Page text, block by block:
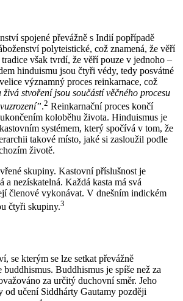
spojené převážně s Indií popřípadě
polyteistické, což znamená, že věří
však tvrdí, že věří pouze v jednoho –
hinduismu jsou čtyři védy, tedy posvátné
významný proces reinkarnace, což
živá stvoření jsou součástí věčného procesu
.2 Reinkarnační proces končí
koloběhu života. Hinduismus je
systémem, který spočívá v tom, že
takové místo, jaké si zasloužil podle
životě.
skupiny. Kastovní příslušnost je
a nezískatelná. Každá kasta má svá
členové vykonávat. V dnešním indickém
čtyři skupiny.3
se kterým se lze setkat převážně
Buddhismus je spíše než za
za určitý duchovní směr. Jeho
od učení Siddhárty Gautamy později